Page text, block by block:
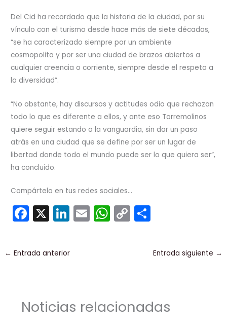
Del Cid ha recordado que la historia de la ciudad, por su
vínculo con el turismo desde hace más de siete décadas,
“se ha caracterizado siempre por un ambiente
cosmopolita y por ser una ciudad de brazos abiertos a
cualquier creencia o corriente, siempre desde el respeto a
la diversidad”.
“No obstante, hay discursos y actitudes odio que rechazan
todo lo que es diferente a ellos, y ante eso Torremolinos
quiere seguir estando a la vanguardia, sin dar un paso
atrás en una ciudad que se define por ser un lugar de
libertad donde todo el mundo puede ser lo que quiera ser”,
ha concluido.
Compártelo en tus redes sociales...
F
c
e
o
X Li
k
E W
p
C
k
m
p
← Entrada anterior Entrada siguiente →
Noticias relacionadas